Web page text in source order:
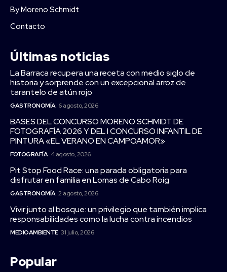
By Moreno Schmidt
Contacto
Últimas noticias
La Barraca recupera una receta con medio siglo de
historia y sorprende con un excepcional arroz de
tarantelo de atún rojo
GASTRONOMÍA 6 agosto, 2026
BASES DEL CONCURSO MORENO SCHMIDT DE
FOTOGRAFÍA 2026 Y DEL I CONCURSO INFANTIL DE
PINTURA «EL VERANO EN CAMPOAMOR»
FOTOGRAFÍA 4 agosto, 2026
Pit Stop Food Race: una parada obligatoria para
disfrutar en familia en Lomas de Cabo Roig
GASTRONOMÍA 2 agosto, 2026
Vivir junto al bosque: un privilegio que también implica
responsabilidades como la lucha contra incendios
MEDIOAMBIENTE 31 julio, 2026
Popular